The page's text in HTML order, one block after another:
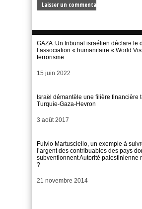
GAZA :Un tribunal israélien déclare le
l’association « humanitaire « World
terrorisme
Date
15 juin 2022
Israël démantèle une filière financière
Turquie-Gaza-Hevron
Date
3 août 2017
Fulvio Martusciello, un exemple à
l’argent des contribuables des pays
subventionnent Autorité palestinienne
?
Date
21 novembre 2014